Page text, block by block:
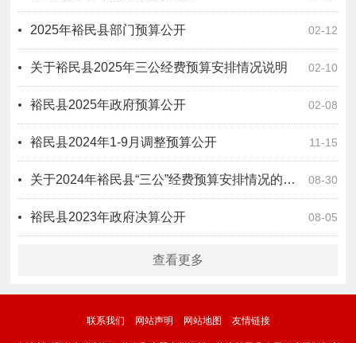
02-12
2025年裕民县部门预算公开
02-10
关于裕民县2025年三公经费预算安排情况说明
02-08
裕民县2025年政府预算公开
11-15
裕民县2024年1-9月调整预算公开
08-30
关于2024年裕民县“三公”经费预算安排情况的说明
08-05
裕民县2023年政府决算公开
查看更多
联系我们 网站声明 网站地图 友情链接